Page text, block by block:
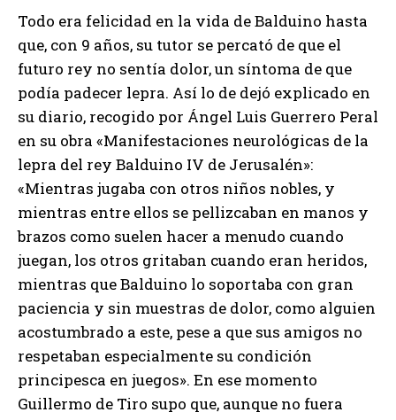
Todo era felicidad en la vida de Balduino hasta
que, con 9 años, su tutor se percató de que el
futuro rey no sentía dolor, un síntoma de que
podía padecer lepra. Así lo de dejó explicado en
su diario, recogido por Ángel Luis Guerrero Peral
en su obra «Manifestaciones neurológicas de la
lepra del rey Balduino IV de Jerusalén»:
«Mientras jugaba con otros niños nobles, y
mientras entre ellos se pellizcaban en manos y
brazos como suelen hacer a menudo cuando
juegan, los otros gritaban cuando eran heridos,
mientras que Balduino lo soportaba con gran
paciencia y sin muestras de dolor, como alguien
acostumbrado a este, pese a que sus amigos no
respetaban especialmente su condición
principesca en juegos». En ese momento
Guillermo de Tiro supo que, aunque no fuera